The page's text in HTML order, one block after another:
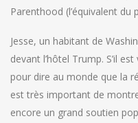
Parenthood (l’équivalent du
Jesse, un habitant de
devant l’hôtel Trump. S’il
pour dire au monde que la
est très important de
encore un grand soutien